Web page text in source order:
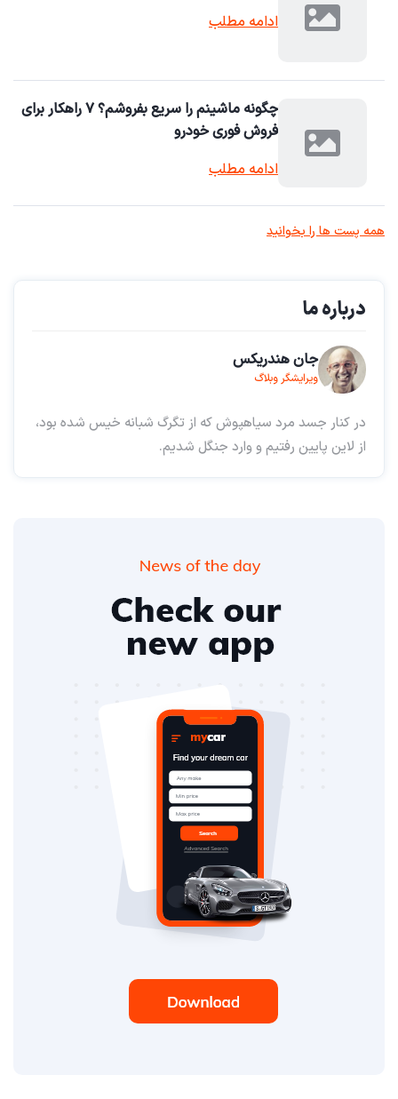
ادامه مطلب
چگونه ماشینم را سریع بفروشم؟ ۷ راهکار برای
فروش فوری خودرو
ادامه مطلب
همه پست ها را بخوانید
درباره ما
جان هندریکس
ویرایشگر وبلاگ
در کنار جسد مرد سیاهپوش که از تگرگ شبانه خیس شده بود،
از لاین پایین رفتیم و وارد جنگل شدیم.